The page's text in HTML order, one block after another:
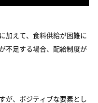
加えて、食料供給が困難に
不足する場合、配給制度が
が、ポジティブな要素とし